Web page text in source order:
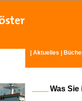
Aktuelles
Was